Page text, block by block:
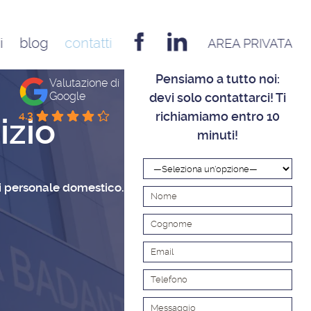
blog contatti
EMILIA ROMAGNA
Bologna
Cesena
Reggio Emilia
Rimini
AREA PRIVATA
Valutazione di
Google
4.3
personale domestico.
Pensiamo a tutto noi:
devi solo contattarci! Ti
richiamiamo entro 10
minuti!